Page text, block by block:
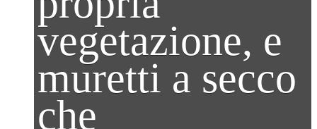
vegetazione, e
muretti a secco
che